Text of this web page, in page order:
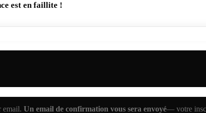
est en faillite !
email. Un email de confirmation vous sera envoyé— votre